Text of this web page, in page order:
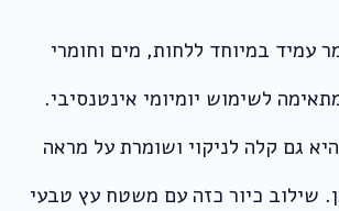
עמיד במיוחד ללחות, מים וחומרי
לשימוש יומיומי אינטנסיבי.
גם קלה לניקוי ושומרת על מראה
שילוב כיור כזה עם משטח עץ טבעי